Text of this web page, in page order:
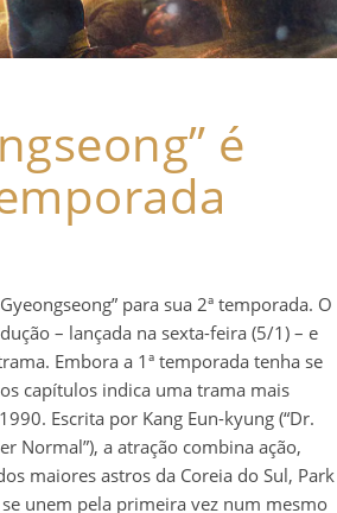
é
para sua 2ª temporada. O
– lançada na sexta-feira (5/1) – e
Embora a 1ª temporada tenha se
capítulos indica uma trama mais
Escrita por Kang Eun-kyung (“Dr.
Normal”), a atração combina ação,
maiores astros da Coreia do Sul, Park
se unem pela primeira vez num mesmo